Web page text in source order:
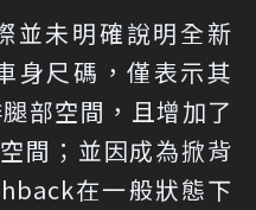
並未明確說明全新
身尺碼，僅表示其
部空間，且增加了
間；並因成為掀背
在一般狀態下